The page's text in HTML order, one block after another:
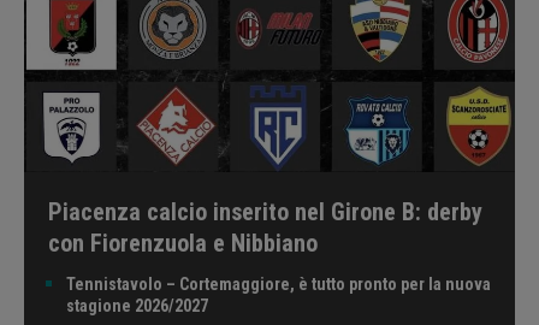
Piacenza calcio inserito nel Girone B: derby
con Fiorenzuola e Nibbiano
Tennistavolo – Cortemaggiore, è tutto pronto per la nuova
stagione 2026/2027